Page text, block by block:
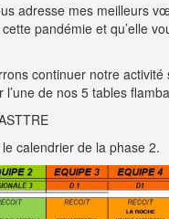
adresse mes meilleurs
pandémie et qu’elle
continuer notre
de nos 5 tables
calendrier de la phase 2.